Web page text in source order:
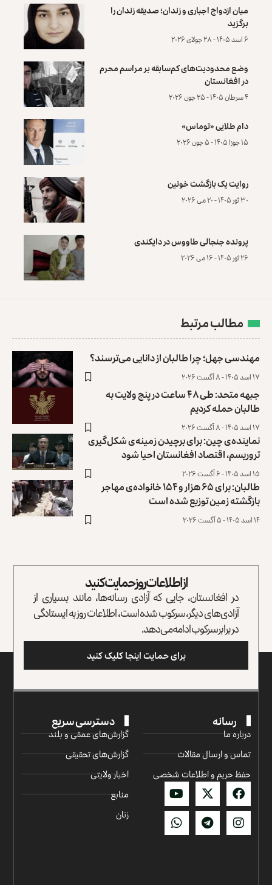
میان ازدواج اجباری و زندان؛ صدیقه زندان را
برگزید
۶ اسد ۱۴۰۵ - ۲۸ جولای ۲۰۲۶
وضع محدودیت‌های کم‌سابقه بر مراسم محرم
در افغانستان
۴ سرطان ۱۴۰۵ - ۲۵ جون ۲۰۲۶
دام طلایی «توماس»
۱۵ جوزا ۱۴۰۵ - ۵ جون ۲۰۲۶
روایت یک بازگشت خونین
۳۰ ثور ۱۴۰۵ - ۲۰ می ۲۰۲۶
پرونده‌ جنجالی طاووس در دایکندی
۲۶ ثور ۱۴۰۵ - ۱۶ می ۲۰۲۶
مطالب مرتبط
مهندسی جهل؛ چرا طالبان از دانایی می‌ترسند؟
۱۷ اسد ۱۴۰۵ - ۸ آگست ۲۰۲۶
جبهه متحد: طی ۴۸ ساعت در پنج ولایت به
طالبان حمله کردیم
۱۷ اسد ۱۴۰۵ - ۸ آگست ۲۰۲۶
نماینده‌ی چین: برای برچیدن زمینه‌ی شکل‌گیری
تروریسم، اقتصاد افغانستان احیا شود
۱۵ اسد ۱۴۰۵ - ۶ آگست ۲۰۲۶
طالبان: برای ۶۵ هزار و ۱۵۴ خانواده‌ی مهاجر
بازگشته زمین توزیع ‏شده است
۱۴ اسد ۱۴۰۵ - ۵ آگست ۲۰۲۶
از اطلاعات روز حمایت کنید
در افغانستان، جایی که آزادی رسانه‌ها، مانند بسیاری از
آزادی‌های دیگر، سرکوب شده است، اطلاعات روز به ایستادگی
در برابر سرکوب ادامه می‌دهد.
برای حمایت اینجا کلیک کنید
رسانه
درباره ما
تماس و ارسال مقالات
حفظ حریم و اطلاعات شخصی
دسترسی سریع
گزارش‌‌های عمقی و بلند
گزارش‌های تحقیقی
اخبار ولایتی
منابع
زنان